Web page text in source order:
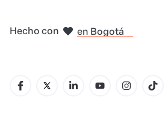
Hecho con
en Ciudad de México